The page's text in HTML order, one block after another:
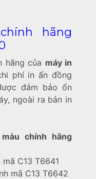
hãng
hãng của máy in
phí in ấn đồng
đảm bảo ổn
ngoài ra bản in
chính hãng
C13 T6641
mã C13 T6642